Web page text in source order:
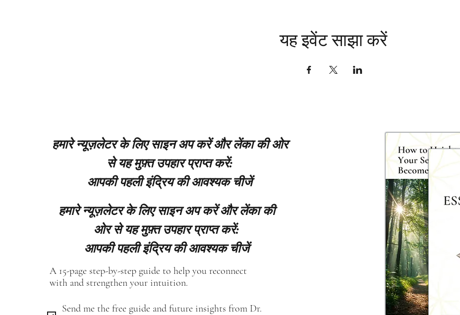
यह इवेंट साझा करें
हमारे न्यूज़लेटर के लिए साइन अप करें और लेंका की ओर
से यह मुफ़्त उपहार प्राप्त करें:
आपकी पहली इंद्रिय की आवश्यक चीजें
हमारे न्यूज़लेटर के लिए साइन अप करें और लेंका की
ओर से यह मुफ़्त उपहार प्राप्त करें:
आपकी पहली इंद्रिय की आवश्यक चीजें
A 15-page step-by-step guide to help you reconnect
with and strengthen your intuition.
Send me the free guide and future insights from Dr.